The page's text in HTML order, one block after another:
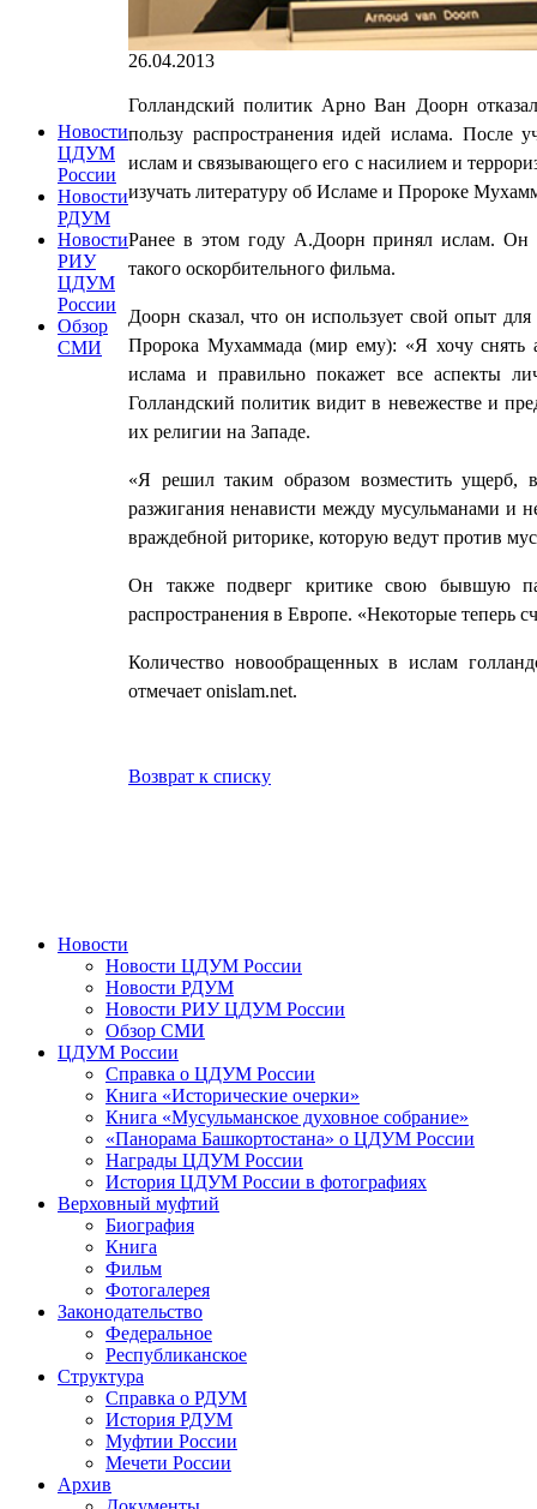
Новости
ЦДУМ
России
Новости
РДУМ
Новости
РИУ
ЦДУМ
России
Обзор
СМИ
26.04.2013
Голландский политик Арно Ван Доорн
пользу распространения идей ислама. После
ислам и связывающего его с насилием и
изучать литературу об Исламе и Пророке
Ранее в этом году А.Доорн принял ислам. Он
такого оскорбительного фильма.
Доорн сказал, что он использует свой опыт
Пророка Мухаммада (мир ему): «Я хочу снять
ислама и правильно покажет все аспекты
Голландский политик видит в невежестве и
их религии на Западе.
«Я решил таким образом возместить ущерб,
разжигания ненависти между мусульманами и
враждебной риторике, которую ведут против
Он также подверг критике свою бывшую
распространения в Европе. «Некоторые теперь
Количество новообращенных в ислам
отмечает onislam.net.
Возврат к списку
Новости
Новости ЦДУМ России
Новости РДУМ
Новости РИУ ЦДУМ России
Обзор СМИ
ЦДУМ России
Справка о ЦДУМ России
Книга «Исторические очерки»
Книга «Мусульманское духовное собрание»
«Панорама Башкортостана» о ЦДУМ России
Награды ЦДУМ России
История ЦДУМ России в фотографиях
Верховный муфтий
Биография
Книга
Фильм
Фотогалерея
Законодательство
Федеральное
Республиканское
Структура
Справка о РДУМ
История РДУМ
Муфтии России
Мечети России
Архив